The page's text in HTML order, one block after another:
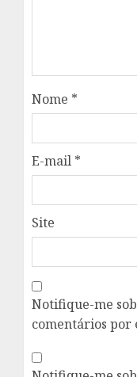
Nome *
E-mail *
Site
Notifique-me
comentários por